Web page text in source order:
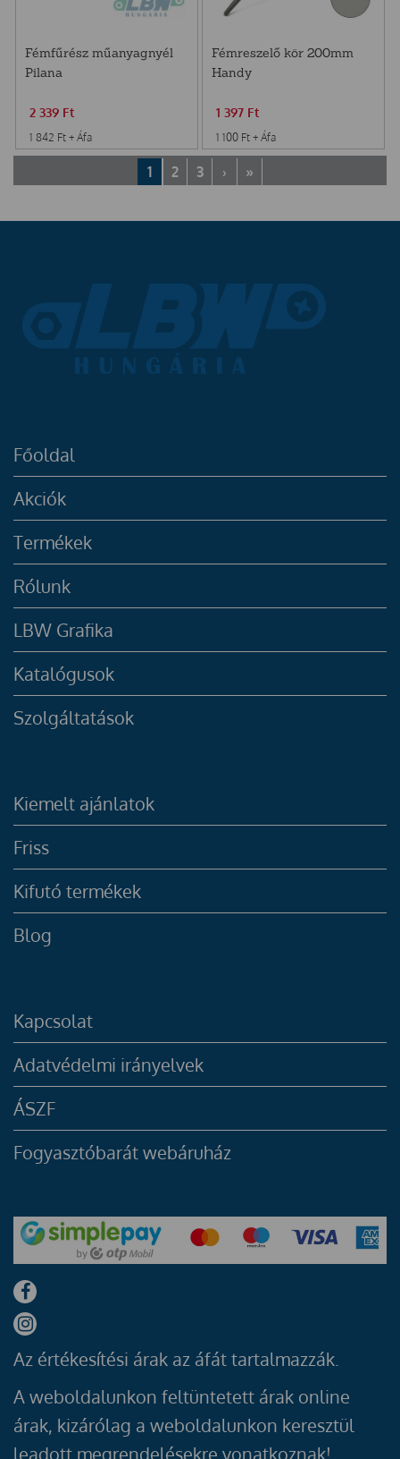
Fémfűrész műanyagnyél
Pilana
2 339 Ft
1 842 Ft + Áfa
Fémreszelő kör 200mm
Handy
1 397 Ft
1 100 Ft + Áfa
1 2 3 › »
Főoldal
Akciók
Termékek
Rólunk
LBW Grafika
Katalógusok
Szolgáltatások
Kiemelt ajánlatok
Friss
Kifutó termékek
Blog
Kapcsolat
Adatvédelmi irányelvek
ÁSZF
Fogyasztóbarát webáruház
Az értékesítési árak az áfát tartalmazzák.
A weboldalunkon feltüntetett árak online
árak, kizárólag a weboldalunkon keresztül
leadott megrendelésekre vonatkoznak!